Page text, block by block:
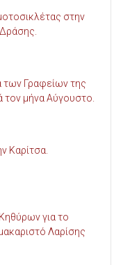
στην
Γραφείων της
τον μήνα Αύγουστο.
Καρίτσα.
για το
Λαρίσης